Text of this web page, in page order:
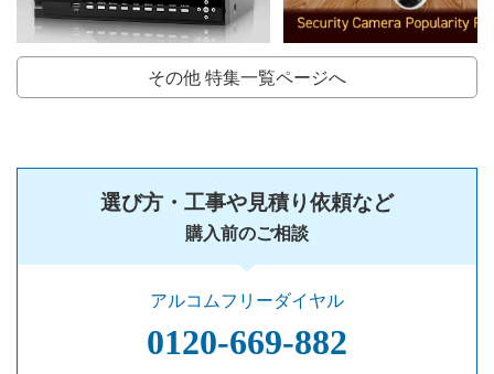
その他 特集一覧ページへ
選び方・工事や見積り依頼など
購入前のご相談
アルコムフリーダイヤル
0120‐669‐882